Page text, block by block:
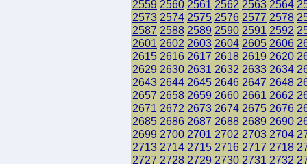
2559 2560 2561 2562 2563 2564
2573 2574 2575 2576 2577 2578
2587 2588 2589 2590 2591 2592
2601 2602 2603 2604 2605 2606
2615 2616 2617 2618 2619 2620
2629 2630 2631 2632 2633 2634
2643 2644 2645 2646 2647 2648
2657 2658 2659 2660 2661 2662
2671 2672 2673 2674 2675 2676
2685 2686 2687 2688 2689 2690
2699 2700 2701 2702 2703 2704
2713 2714 2715 2716 2717 2718
2727 2728 2729 2730 2731 2732